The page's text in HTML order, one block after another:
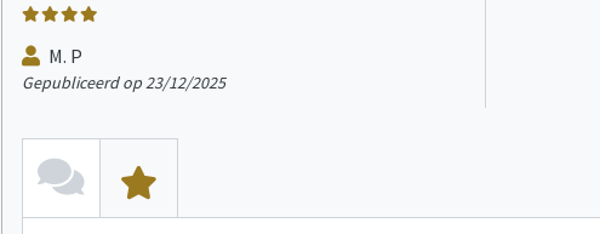
M. P
Gepubliceerd op 23/12/2025